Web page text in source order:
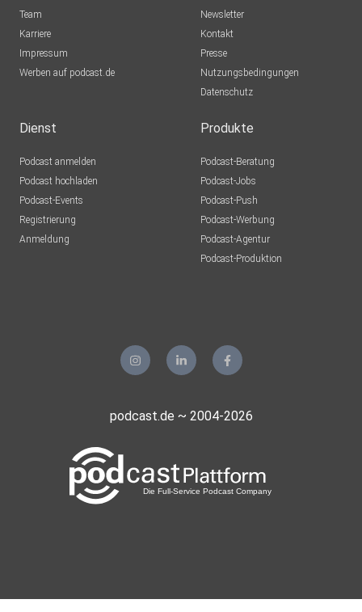
Team
Karriere
Impressum
Werben auf podcast.de
Newsletter
Kontakt
Presse
Nutzungsbedingungen
Datenschutz
Dienst
Podcast anmelden
Podcast hochladen
Podcast-Events
Registrierung
Anmeldung
Produkte
Podcast-Beratung
Podcast-Jobs
Podcast-Push
Podcast-Werbung
Podcast-Agentur
Podcast-Produktion
podcast.de ~ 2004-2026